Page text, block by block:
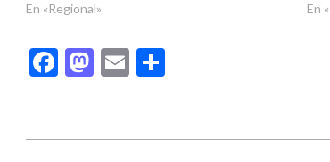
En «Regional»
En
Facebook
Mastodon
Email